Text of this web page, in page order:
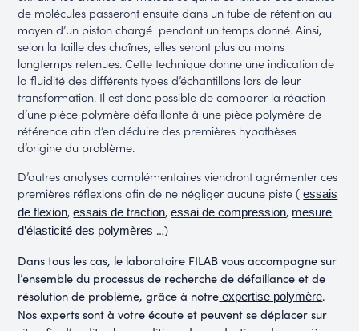
de molécules passeront ensuite dans un tube de rétention au
moyen d’un piston chargé pendant un temps donné. Ainsi,
selon la taille des chaînes, elles seront plus ou moins
longtemps retenues. Cette technique donne une indication de
la fluidité des différents types d’échantillons lors de leur
transformation. Il est donc possible de comparer la réaction
d’une pièce polymère défaillante à une pièce polymère de
référence afin d’en déduire des premières hypothèses
d’origine du problème.
D’autres analyses complémentaires viendront agrémenter ces
premières réflexions afin de ne négliger aucune piste (essais
de flexion,essais de traction,essai de compression, mesure
d’élasticité des polymères …)
Dans tous les cas, le laboratoire FILAB vous accompagne sur
l’ensemble du processus de recherche de défaillance et de
résolution de problème, grâce à notre expertise polymère.
Nos experts sont à votre écoute et peuvent se déplacer sur